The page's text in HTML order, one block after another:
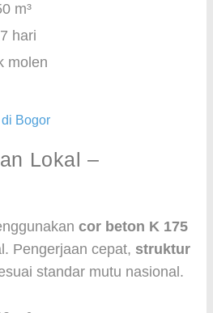
m³
hari
molen
Bogor
Lokal –
cor beton K 175
Pengerjaan cepat, struktur
standar mutu nasional.